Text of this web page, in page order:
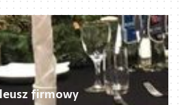
różną formę, odbiorców i cele.
firmowy